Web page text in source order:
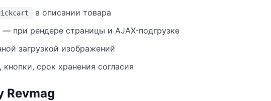
в описании товара
— при рендере страницы и AJAX-подгрузке
загрузкой изображений
срок хранения согласия
Revmag